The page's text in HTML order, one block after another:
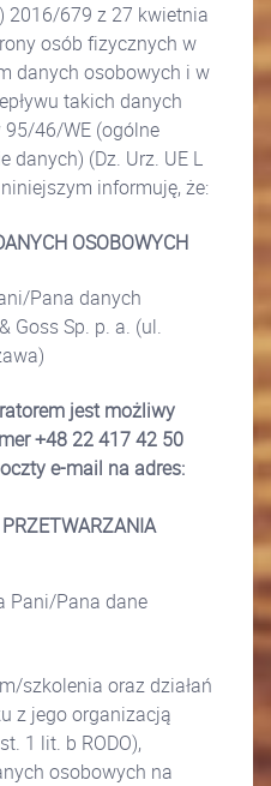
2016/679 z 27 kwietnia
osób fizycznych w
danych osobowych i w
takich danych
46/WE (ogólne
danych) (Dz. Urz. UE L
niniejszym informuję, że:
OSOBOWYCH
Pana danych
Goss Sp. p. a. (ul.
jest możliwy
+48 22 417 42 50
e-mail na adres:
Pani/Pana dane
szkolenia oraz działań
z jego organizacją
1 lit. b RODO),
osobowych na